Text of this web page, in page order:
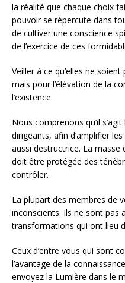
la réalité que chaque choix
pouvoir se répercute dans
de cultiver une conscience
de l’exercice de ces
Veiller à ce qu’elles ne
mais pour l’élévation de la
l’existence.
Nous comprenons qu’il
dirigeants, afin d’amplifier
aussi destructrice. La masse
doit être protégée des
contrôler.
La plupart des membres de
inconscients. Ils ne sont pas
transformations qui ont lieu
Ceux d’entre vous qui sont
l’avantage de la
envoyez la Lumière dans le